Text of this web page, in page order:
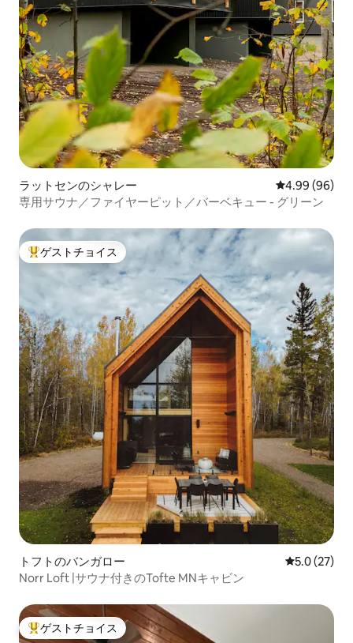
ラットセンのシャレー レビュー96件
4.99 (96)
専用サウナ／ファイヤーピット／バーベキュー - グリーン
大好評のゲストチョイスです。
ゲストチョイス
トフトのバンガロー レビュー27
5.0 (27)
Norr Loft |サウナ付きのTofte MNキャビン
大好評のゲストチョイスです。
ゲストチョイス